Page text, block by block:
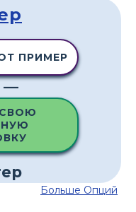
ПРИМЕР
—
Больше Опций